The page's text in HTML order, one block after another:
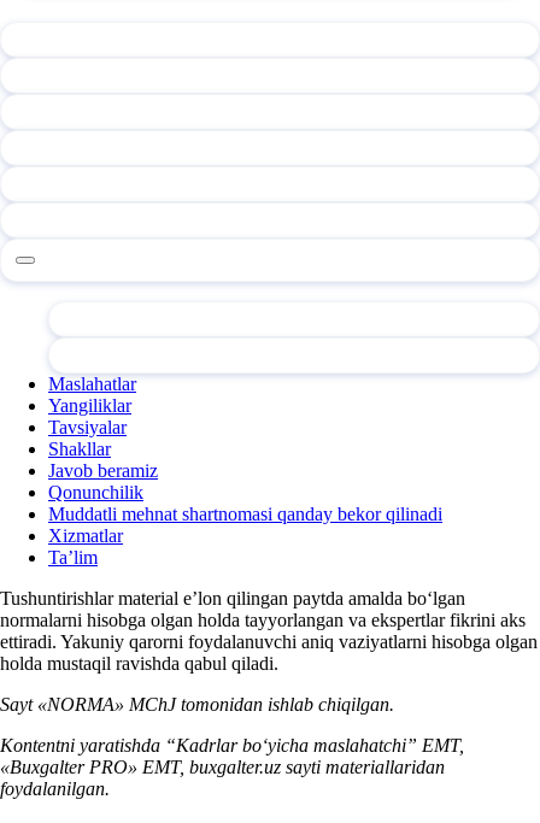
Maslahatlar
Yangiliklar
Tavsiyalar
Shakllar
Javob beramiz
Qonunchilik
Muddatli mehnat shartnomasi qanday bekor qilinadi
Xizmatlar
Ta’lim
Tushuntirishlar material e’lon qilingan paytda amalda boʻlgan
normalarni hisobga olgan holda tayyorlangan va ekspertlar fikrini aks
ettiradi. Yakuniy qarorni foydalanuvchi aniq vaziyatlarni hisobga olgan
holda mustaqil ravishda qabul qiladi.
Sayt «NORMA» MChJ tomonidan ishlab chiqilgan.
Kontentni yaratishda “Kadrlar boʻyicha maslahatchi” EMT,
«Buxgalter PRO» EMT, buxgalter.uz sayti materiallaridan
foydalanilgan.